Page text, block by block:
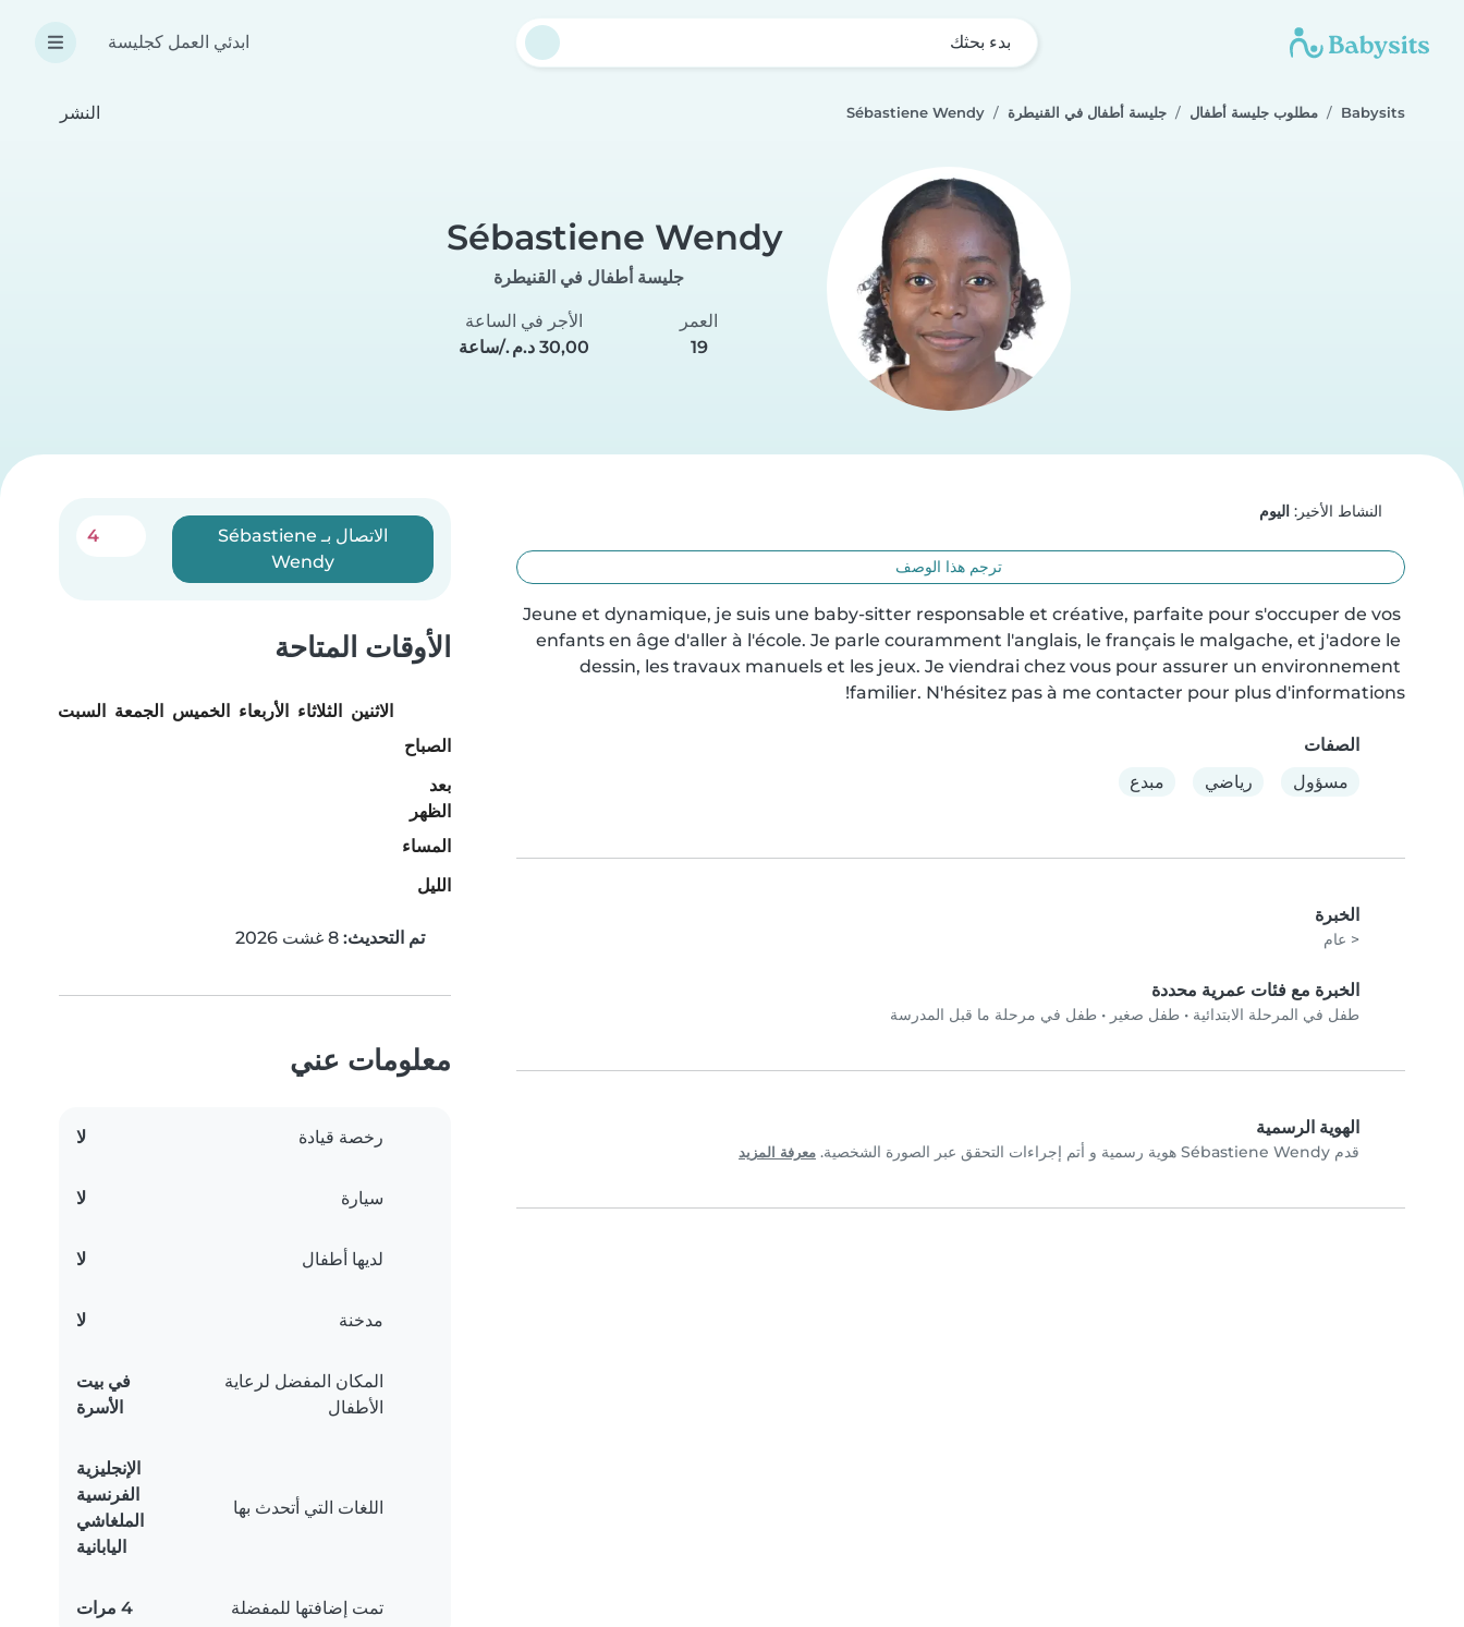
بدء بحثك ابدئي العمل كجليسة
Babysits مطلوب جليسة أطفال جليسة أطفال في القنيطرة Sébastiene Wendy النشر
Sébastiene Wendy
جليسة أطفال في القنيطرة
العمر
19
الأجر في الساعة
النشاط الأخير: اليوم
ترجم هذا الوصف
Jeune et dynamique, je suis une baby-sitter responsable et créative, parfaite pour s'occuper de vos
enfants en âge d'aller à l'école. Je parle couramment l'anglais, le français le malgache, et j'adore le
dessin, les travaux manuels et les jeux. Je viendrai chez vous pour assurer un environnement
familier. N'hésitez pas à me contacter pour plus d'informations!
الصفات
مسؤول
رياضي مبدع
الخبرة
< عام
الخبرة مع فئات عمرية محددة
طفل في المرحلة الابتدائية • طفل صغير • طفل في مرحلة ما قبل المدرسة
الهوية الرسمية
قدم Sébastiene Wendy هوية رسمية و أتم إجراءات التحقق عبر الصورة الشخصية. معرفة المزيد
الاتصال بـ Sébastiene
Wendy
4
الأوقات المتاحة
الاثنين الثلاثاء الأربعاء الخميس الجمعة السبت
الصباح
بعد
الظهر
المساء
الليل
تم التحديث:
معلومات عني
رخصة قيادة لا
سيارة لا
لديها أطفال لا
مدخنة لا
المكان المفضل لرعاية
الأطفال
في بيت
الأسرة
اللغات التي أتحدث بها
الإنجليزية
الفرنسية
الملغاشي
اليابانية
تمت إضافتها للمفضلة 4 مرات